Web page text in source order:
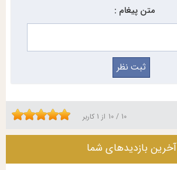
متن پیغام :
10 / 10 از 1 کاربر
آخرین بازدیدهای شما